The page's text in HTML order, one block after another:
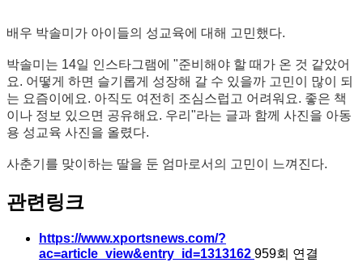
배우 박솔미가 아이들의 성교육에 대해 고민했다.
박솔미는 14일 인스타그램에 "준비해야 할 때가 온 것 같았어
요. 어떻게 하면 슬기롭게 성장해 갈 수 있을까 고민이 많이 되
는 요즘이에요. 아직도 여전히 조심스럽고 어려워요. 좋은 책
이나 정보 있으면 공유해요. 우리"라는 글과 함께 사진을 아동
용 성교육 사진을 올렸다.
사춘기를 맞이하는 딸을 둔 엄마로서의 고민이 느껴진다.
관련링크
https://www.xportsnews.com/?
ac=article_view&entry_id=1313162 959회 연결